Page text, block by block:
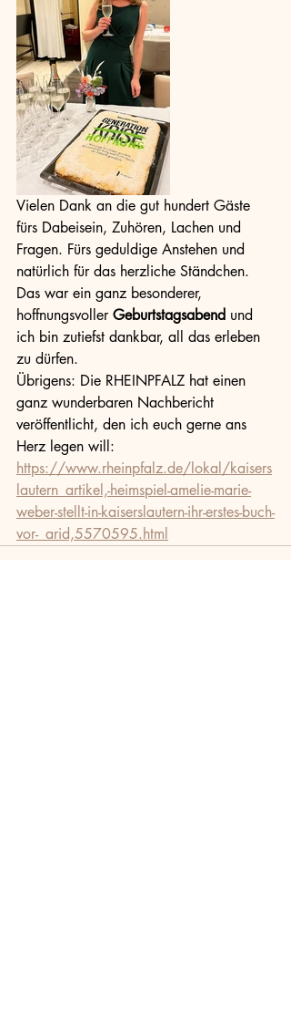
Vielen Dank an die gut hundert Gäste
fürs Dabeisein, Zuhören, Lachen und
Fragen. Fürs geduldige Anstehen und
natürlich für das herzliche Ständchen.
Das war ein ganz besonderer,
hoffnungsvoller Geburtstagsabend und
ich bin zutiefst dankbar, all das erleben
zu dürfen.
Übrigens: Die RHEINPFALZ hat einen
ganz wunderbaren Nachbericht
veröffentlicht, den ich euch gerne ans
Herz legen will:
https://www.rheinpfalz.de/lokal/kaisers
lautern_artikel,-heimspiel-amelie-marie-
weber-stellt-in-kaiserslautern-ihr-erstes-buch-
vor-_arid,5570595.html